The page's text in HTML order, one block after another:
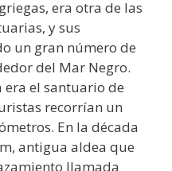
era otra de las
y sus
un gran número de
del Mar Negro.
el santuario de
recorrían un
En la década
antigua aldea que
llamada